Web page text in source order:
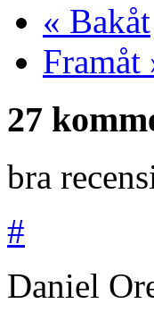
« Bakåt
Framåt
27
bra
#
Daniel